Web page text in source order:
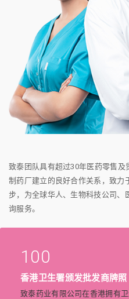
致泰团队具有超过30年医药零售
制药厂建立的良好合作关系，致力
步，为全球华人、生物科技公司、
询服务。
100
香港卫生署颁发批发商牌照
致泰药业有限公司在香港拥有